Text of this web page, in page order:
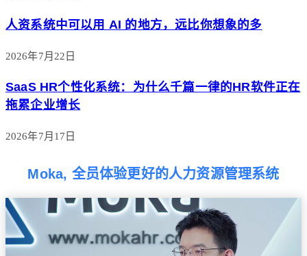
人资系统中可以用 AI 的地方，远比你想象的多
2026年7月22日
SaaS HR个性化系统：为什么千篇一律的HR软件正在
拖累企业增长
2026年7月17日
Moka, 全员体验更好的人力资源管理系统